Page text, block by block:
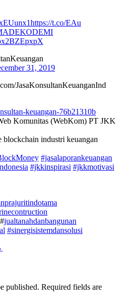
https://t.co/EAu
31, 2019
JasaKonsultanKeuanganInd
keuangan-76b21310b
Komunitas (WebKom) PT JKK
blockchain industri keuangan
#jasalaporankeuangan
#jkkinspirasi #jkkmotivasi
#jualtanahdanbangunan
#sinergisistemdansolusi
published. Required fields are